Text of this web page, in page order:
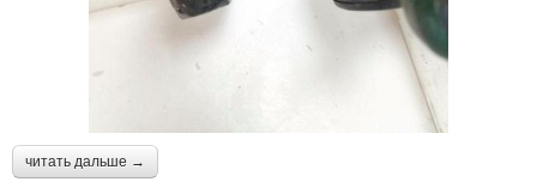
читать дальше →